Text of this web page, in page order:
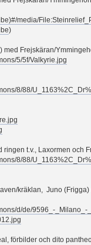
media/
)
med Frejskäran/
5/5f/Valkyrie.jpg
8/88/
ringen t.v., Laxormen
8/88/
kräklan, Juno
d/de/9596_-
förbilder och dito